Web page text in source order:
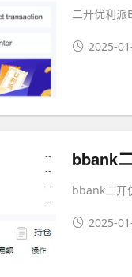
二开优利派
2025-
bbank
bbank二开
2025-